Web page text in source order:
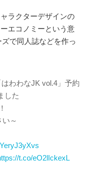
ラクターデザインの
エコノミーという意
で同人誌などを作っ
わわなJK vol.4」予約
した
～
t.co/eO2lIckexL